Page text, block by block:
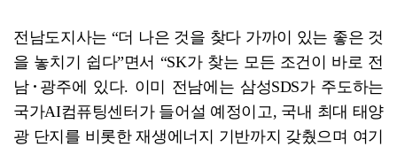
전남도지사는 “더 나은 것을 찾다 가까이 있는 좋은 것
을 놓치기 쉽다”면서 “SK가 찾는 모든 조건이 바로 전
남･광주에 있다. 이미 전남에는 삼성SDS가 주도하는
국가AI컴퓨팅센터가 들어설 예정이고, 국내 최대 태양
광 단지를 비롯한 재생에너지 기반까지 갖췄으며 여기